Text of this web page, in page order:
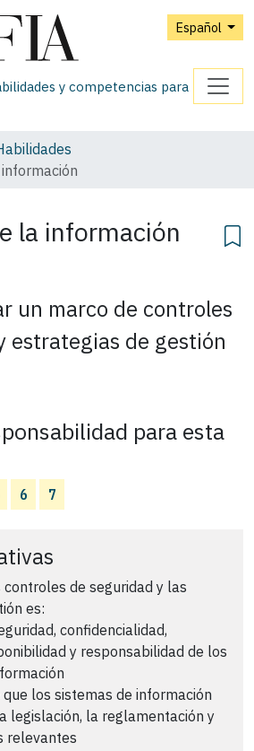
Español
y competencias para
la información
un marco de controles
estrategias de gestión
para esta
6 7
de seguridad y las
es:
confidencialidad,
y responsabilidad de los
los sistemas de información
legislación, la reglamentación y
relevantes